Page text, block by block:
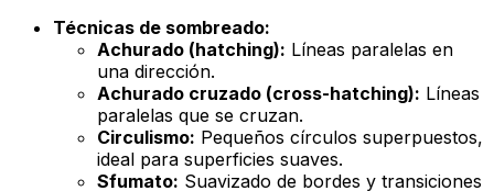
Técnicas de sombreado:
Achurado (hatching): Líneas paralelas en
una dirección.
Achurado cruzado (cross-hatching): Líneas
paralelas que se cruzan.
Circulismo: Pequeños círculos superpuestos,
ideal para superficies suaves.
Sfumato: Suavizado de bordes y transiciones